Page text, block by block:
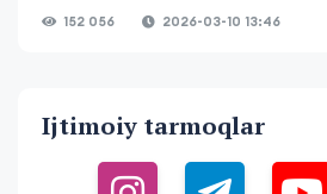
152 056 2026-03-10 13:46
Ijtimoiy tarmoqlar